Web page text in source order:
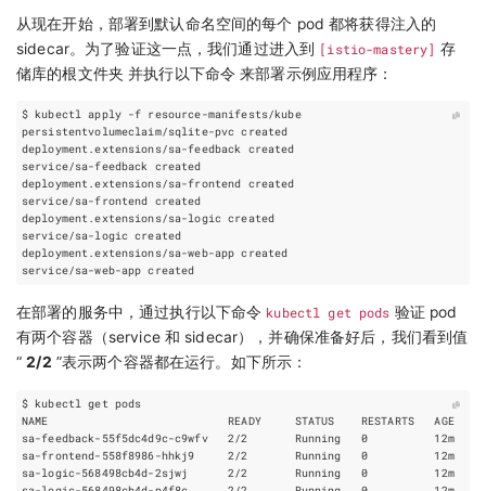
从现在开始，部署到默认命名空间的每个 pod 都将获得注入的
sidecar。为了验证这一点，我们通过进入到 [istio-mastery] 存
储库的根文件夹 并执行以下命令 来部署示例应用程序：
$ kubectl apply -f resource-manifests/kube
在部署的服务中，通过执行以下命令 kubectl get pods 验证 pod
有两个容器（service 和 sidecar），并确保准备好后，我们看到值
“2/2 ”表示两个容器都在运行。如下所示：
NAME                           READY     STATUS    RESTARTS   AGE
sa-feedback-55f5dc4d9c-c9wfv   2/2       Running 0
          12m
sa-frontend-558f8986-hhkj9     2/2       Running 0
          12m
sa-logic-568498cb4d-2sjwj      2/2       Running 0
          12m